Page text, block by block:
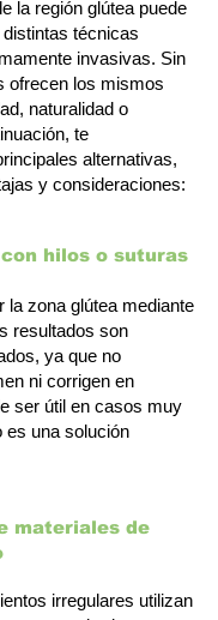
la región glútea puede
técnicas
invasivas. Sin
ofrecen los mismos
naturalidad o
te
alternativas,
y consideraciones:
hilos o suturas
la zona glútea mediante
resultados son
ya que no
ni corrigen en
ser útil en casos muy
es una solución
materiales de
irregulares utilizan